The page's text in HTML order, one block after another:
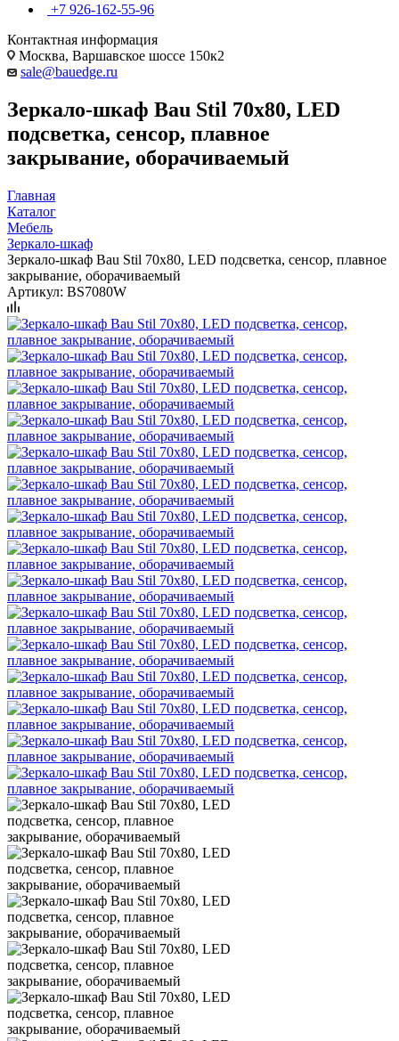
+7 926-162-55-96
Контактная информация
Москва, Варшавское шоссе 150к2
sale@bauedge.ru
Зеркало-шкаф Bau Stil 70х80, LED
подсветка, сенсор, плавное
закрывание, оборачиваемый
Главная
Каталог
Мебель
Зеркало-шкаф
Зеркало-шкаф Bau Stil 70х80, LED подсветка, сенсор, плавное
закрывание, оборачиваемый
Артикул: BS7080W